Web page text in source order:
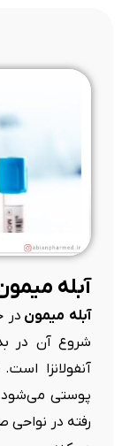
آبله
آبله میمون در
شروع آن در
آنفولانزا
پوستی می‌شود
رفته در